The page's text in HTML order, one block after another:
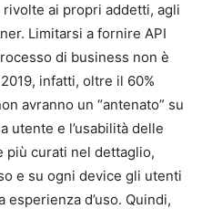
ai propri addetti, agli
Limitarsi a fornire API
di business non è
infatti, oltre il 60%
avranno un “antenato” su
utente e l’usabilità delle
più curati nel dettaglio,
e su ogni device gli utenti
d’uso. Quindi,